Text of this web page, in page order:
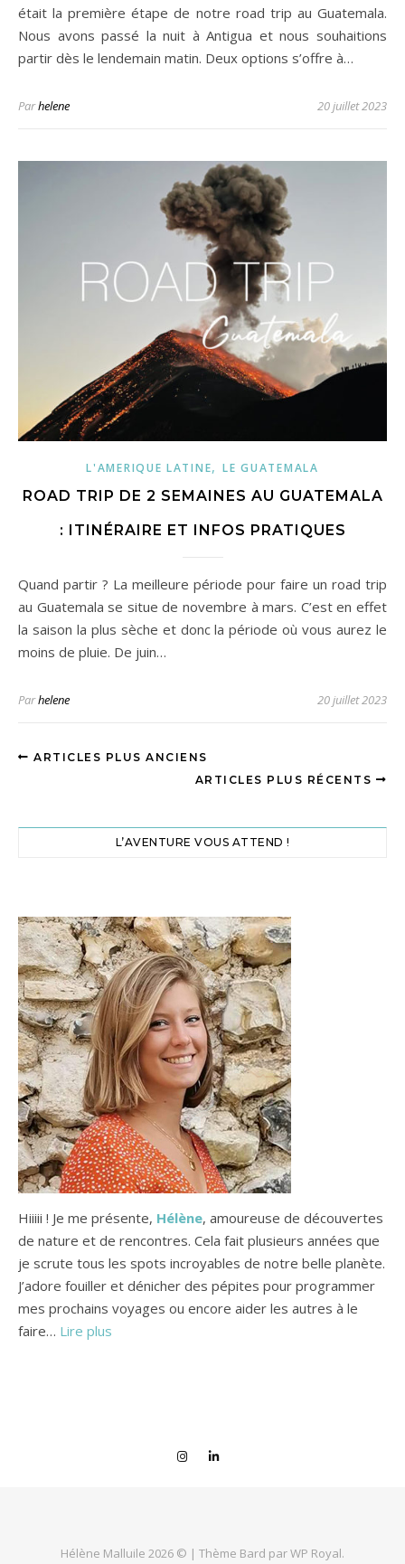
était la première étape de notre road trip au Guatemala.
Nous avons passé la nuit à Antigua et nous souhaitions
partir dès le lendemain matin. Deux options s’offre à…
Parhelene 20 juillet 2023
L'AMERIQUE LATINE,LE GUATEMALA
ROAD TRIP DE 2 SEMAINES AU GUATEMALA
: ITINÉRAIRE ET INFOS PRATIQUES
Quand partir ? La meilleure période pour faire un road trip
au Guatemala se situe de novembre à mars. C’est en effet
la saison la plus sèche et donc la période où vous aurez le
moins de pluie. De juin…
Parhelene 20 juillet 2023
ARTICLES PLUS ANCIENS
ARTICLES PLUS RÉCENTS
L’AVENTURE VOUS ATTEND !
Hiiiii ! Je me présente, Hélène, amoureuse de découvertes
de nature et de rencontres. Cela fait plusieurs années que
je scrute tous les spots incroyables de notre belle planète.
J’adore fouiller et dénicher des pépites pour programmer
mes prochains voyages ou encore aider les autres à le
faire… Lire plus
Hélène Malluile 2026 © | Thème Bard parWP Royal.